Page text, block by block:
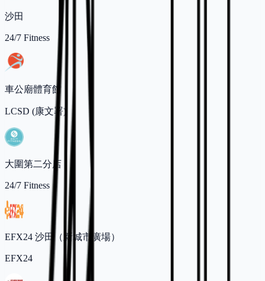
沙田
24/7 Fitness
車公廟體育館
LCSD (康文署)
大圍第二分店
24/7 Fitness
EFX24 沙田（新城市廣場）
EFX24